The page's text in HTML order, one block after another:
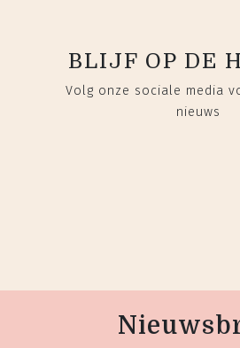
BLIJF OP DE
Volg onze sociale media
nieuws